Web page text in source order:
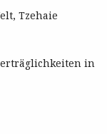
Tzehaie
in